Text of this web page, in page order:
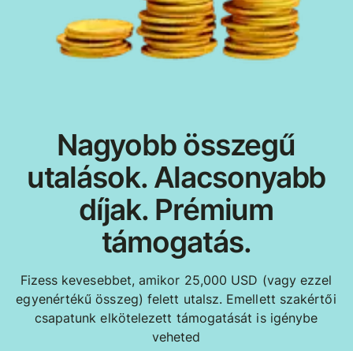
Nagyobb összegű
utalások. Alacsonyabb
díjak. Prémium
támogatás.
Fizess kevesebbet, amikor 25,000 USD (vagy ezzel
egyenértékű összeg) felett utalsz. Emellett szakértői
csapatunk elkötelezett támogatását is igénybe
veheted